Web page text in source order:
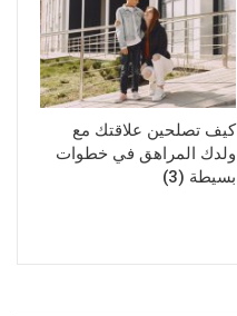
كيف تصلحين علاقتك مع
ولدك المراهق في خطوات
بسيطة (3)